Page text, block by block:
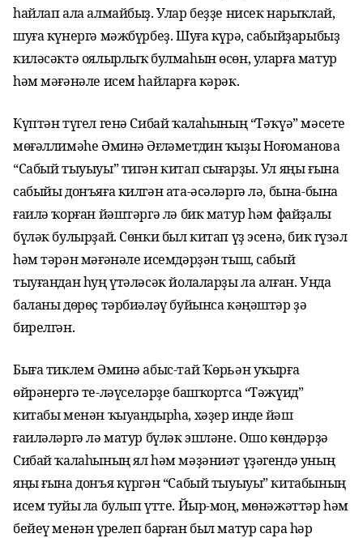
һайлап ала алмайбыҙ. Улар беҙҙе нисек нарыҡлай,
шуға күнергә мәжбүрбеҙ. Шуға күрә, сабыйҙарыбыҙ
киләсәктә оялырлыҡ булмаһын өсөн, уларға матур
һәм мәғәнәле исем һайларға кәрәк.
Күптән түгел генә Сибай ҡалаһының “Тәҡүә” мәсете
мөғәллимәһе Әминә Әғләметдин ҡыҙы Ноғоманова
“Сабый тыуыуы” тигән китап сығарҙы. Ул яңы ғына
сабыйы донъяға килгән ата-әсәләргә лә, бына-бына
ғаилә ҡорған йәштәргә лә бик матур һәм файҙалы
бүләк булырҙай. Сөнки был китап үҙ эсенә, бик гүзәл
һәм тәрән мәғәнәле исемдәрҙән тыш, сабый
тыуғандан һуң үтәләсәк йолаларҙы ла алған. Унда
баланы дөрөҫ тәрбиәләү буйынса кәңәштәр ҙә
бирелгән.
Быға тиклем Әминә абыс-тай Ҡөрьән уҡырға
өйрәнергә те-ләүселәрҙе башҡортса “Тәжүид”
китабы менән ҡыуандырһа, хәҙер инде йәш
ғаиләләргә лә матур бүләк эшләне. Ошо көндәрҙә
Сибай ҡалаһының ял һәм мәҙәниәт үҙәгендә уның
яңы ғына донъя күргән “Сабый тыуыуы” китабының
исем туйы ла булып үтте. Йыр-моң, мөнәжәттәр һәм
бейеү менән үрелеп барған был матур сара һәр